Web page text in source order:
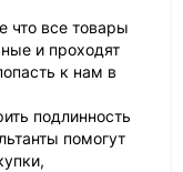
что все товары
и проходят
к нам в
подлинность
помогут